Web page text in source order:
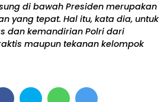
di bawah Presiden merupakan
yang tepat. Hal itu, kata dia, untuk
dan kemandirian Polri dari
maupun tekanan kelompok